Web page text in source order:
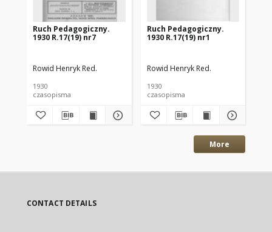
Ruch Pedagogiczny.
1930 R.17(19) nr7
Rowid Henryk Red.
1930
czasopisma
Ruch Pedagogiczny.
1930 R.17(19) nr1
Rowid Henryk Red.
1930
czasopisma
More
CONTACT DETAILS